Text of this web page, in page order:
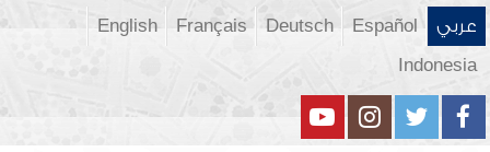
عربي Español
Deutsch
Français
English
Indonesia